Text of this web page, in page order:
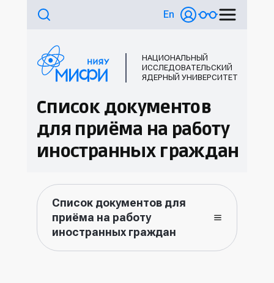
En
НАЦИОНАЛЬНЫЙ
ИССЛЕДОВАТЕЛЬСКИЙ
ЯДЕРНЫЙ УНИВЕРСИТЕТ
Список документов
для приёма на работу
иностранных граждан
Список документов для
приёма на работу
иностранных граждан